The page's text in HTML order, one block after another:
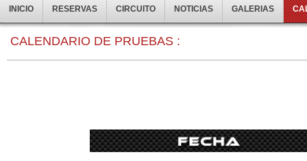
INICIO RESERVAS CIRCUITO NOTICIAS GALERIAS
CALENDARIO DE PRUEBAS :
0:00